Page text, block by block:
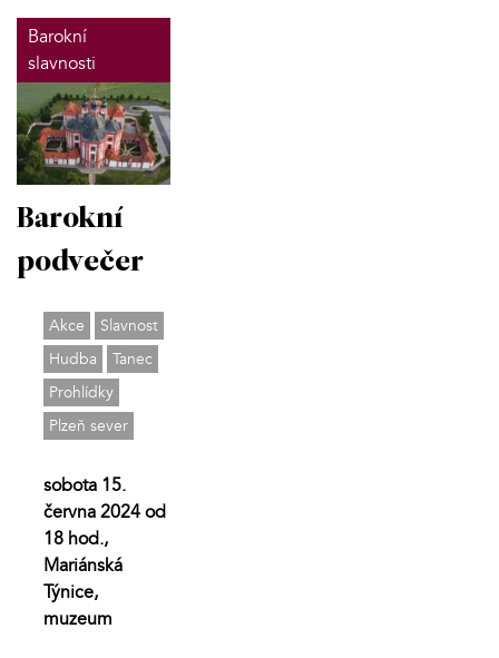
Barokní
slavnosti
Barokní
podvečer
Akce
Slavnost
Hudba
Tanec
Prohlídky
Plzeň sever
sobota 15.
června 2024 od
18 hod.,
Mariánská
Týnice,
muzeum